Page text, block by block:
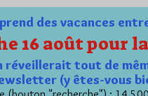
des vacances
16 août pour
tout de
(y êtes-vous